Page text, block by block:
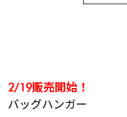
2/19販売開始！
バッグハンガー